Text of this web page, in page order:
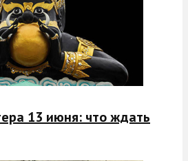
13 июня: что ждать